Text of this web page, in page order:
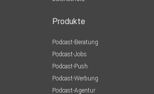
Produkte
Podcast-Beratung
Podcast-Jobs
Podcast-Push
Podcast-Werbung
Podcast-Agentur